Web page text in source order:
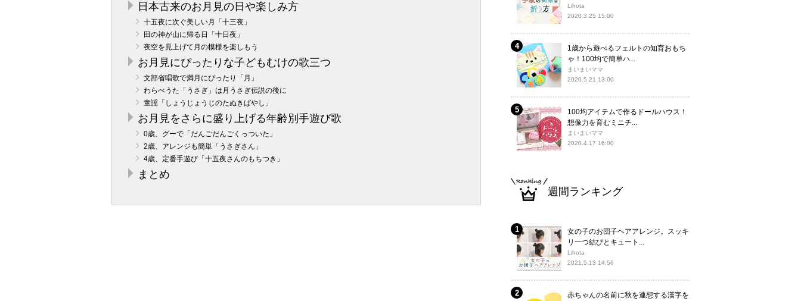
日本古来のお月見の日や楽しみ方
十五夜に次ぐ美しい月「十三夜」
田の神が山に帰る日「十日夜」
夜空を見上げて月の模様を楽しもう
お月見にぴったりな子どもむけの歌三つ
文部省唱歌で満月にぴったり「月」
わらべうた「うさぎ」は月うさぎ伝説の後に
童謡「しょうじょうじのたぬきばやし」
お月見をさらに盛り上げる年齢別手遊び歌
0歳、グーで「だんごだんごくっついた」
2歳、アレンジも簡単「うさぎさん」
4歳、定番手遊び「十五夜さんのもちつき」
まとめ
Lihota
2020.3.25 15:00
1歳から遊べるフェルトの知育おもち
ゃ！100均で簡単ハ...
まいまいママ
2020.5.21 13:00
100均アイテムで作るドールハウス！
想像力を育むミニチ...
まいまいママ
2020.4.17 16:00
週間ランキング
女の子のお団子ヘアアレンジ。スッキ
リ一つ結びとキュート...
Lihota
2021.5.13 14:56
赤ちゃんの名前に秋を連想する漢字を